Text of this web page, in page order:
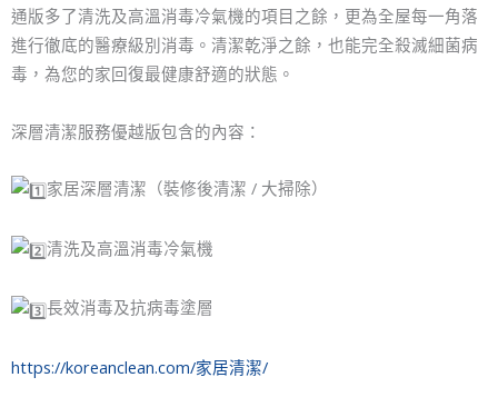
通版多了清洗及高溫消毒冷氣機的項目之餘，更為全屋每一角落
進行徹底的醫療級別消毒。清潔乾淨之餘，也能完全殺滅細菌病
毒，為您的家回復最健康舒適的狀態。
深層清潔服務優越版包含的內容：
家居深層清潔（裝修後清潔 / 大掃除）
清洗及高溫消毒冷氣機
長效消毒及抗病毒塗層
https://koreanclean.com/家居清潔/